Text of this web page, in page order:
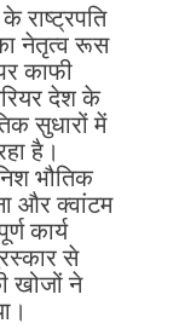
राष्ट्रपति
नेतृत्व रूस
काफी
देश के
सुधारों में
है।
भौतिक
और क्वांटम
कार्य
से
खोजों ने